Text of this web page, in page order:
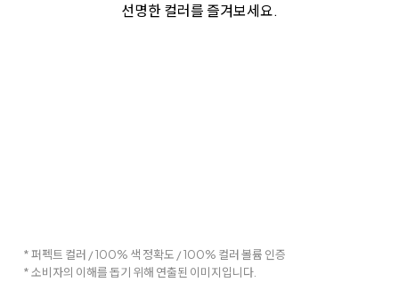
선명한 컬러를 즐겨보세요.
* 퍼펙트 컬러 / 100% 색 정확도 / 100% 컬러 볼륨 인증
* 소비자의 이해를 돕기 위해 연출된 이미지입니다.